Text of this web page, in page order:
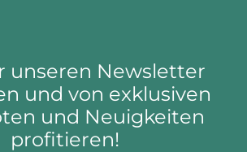
unseren Newsletter
und von exklusiven
und Neuigkeiten
profitieren!